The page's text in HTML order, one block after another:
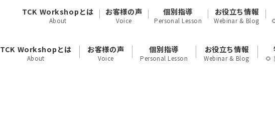
TCK Workshopとは
About
お客様の声
Voice
個別指導
Personal Lesson
お役立ち情報
Webinar & Blog 🌻
TCK Workshopとは
About
お客様の声
Voice
個別指導
Personal Lesson
お役立ち情報
Webinar & Blog